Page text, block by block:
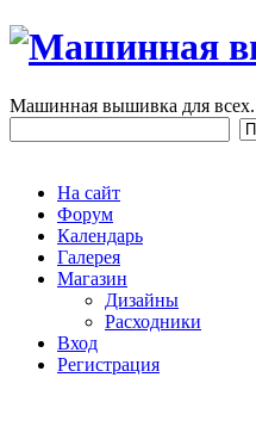
Машинная вышивка для
На сайт
Форум
Календарь
Галерея
Магазин
Дизайны
Расходники
Вход
Регистрация